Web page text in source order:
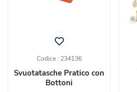
Codice : 234136
Svuotatasche Pratico con
Bottoni